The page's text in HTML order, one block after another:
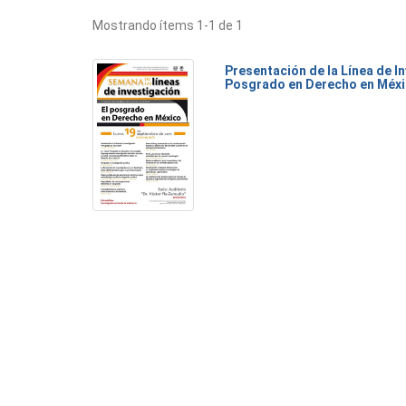
Mostrando ítems 1-1 de 1
Presentación de la Línea de
Posgrado en Derecho en